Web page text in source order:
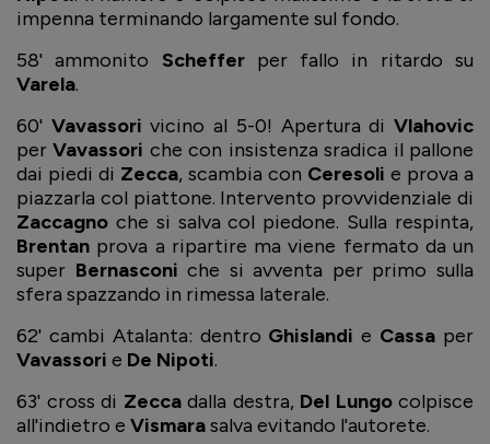
impenna terminando largamente sul fondo.
58' ammonito Schefferper fallo in ritardo su
Varela.
60' Vavassori vicino al 5-0! Apertura diVlahovic
perVavassori che con insistenza sradica il pallone
dai piedi di Zecca, scambia con Ceresoli e prova a
piazzarla col piattone. Intervento provvidenziale di
Zaccagno che si salva col piedone. Sulla respinta,
Brentan prova a ripartire ma viene fermato da un
super Bernasconi che si avventa per primo sulla
sfera spazzando in rimessa laterale.
62' cambi Atalanta: dentro Ghislandi e Cassa per
Vavassori e De Nipoti.
63' cross di Zeccadalla destra, Del Lungocolpisce
all'indietro e Vismarasalva evitando l'autorete.